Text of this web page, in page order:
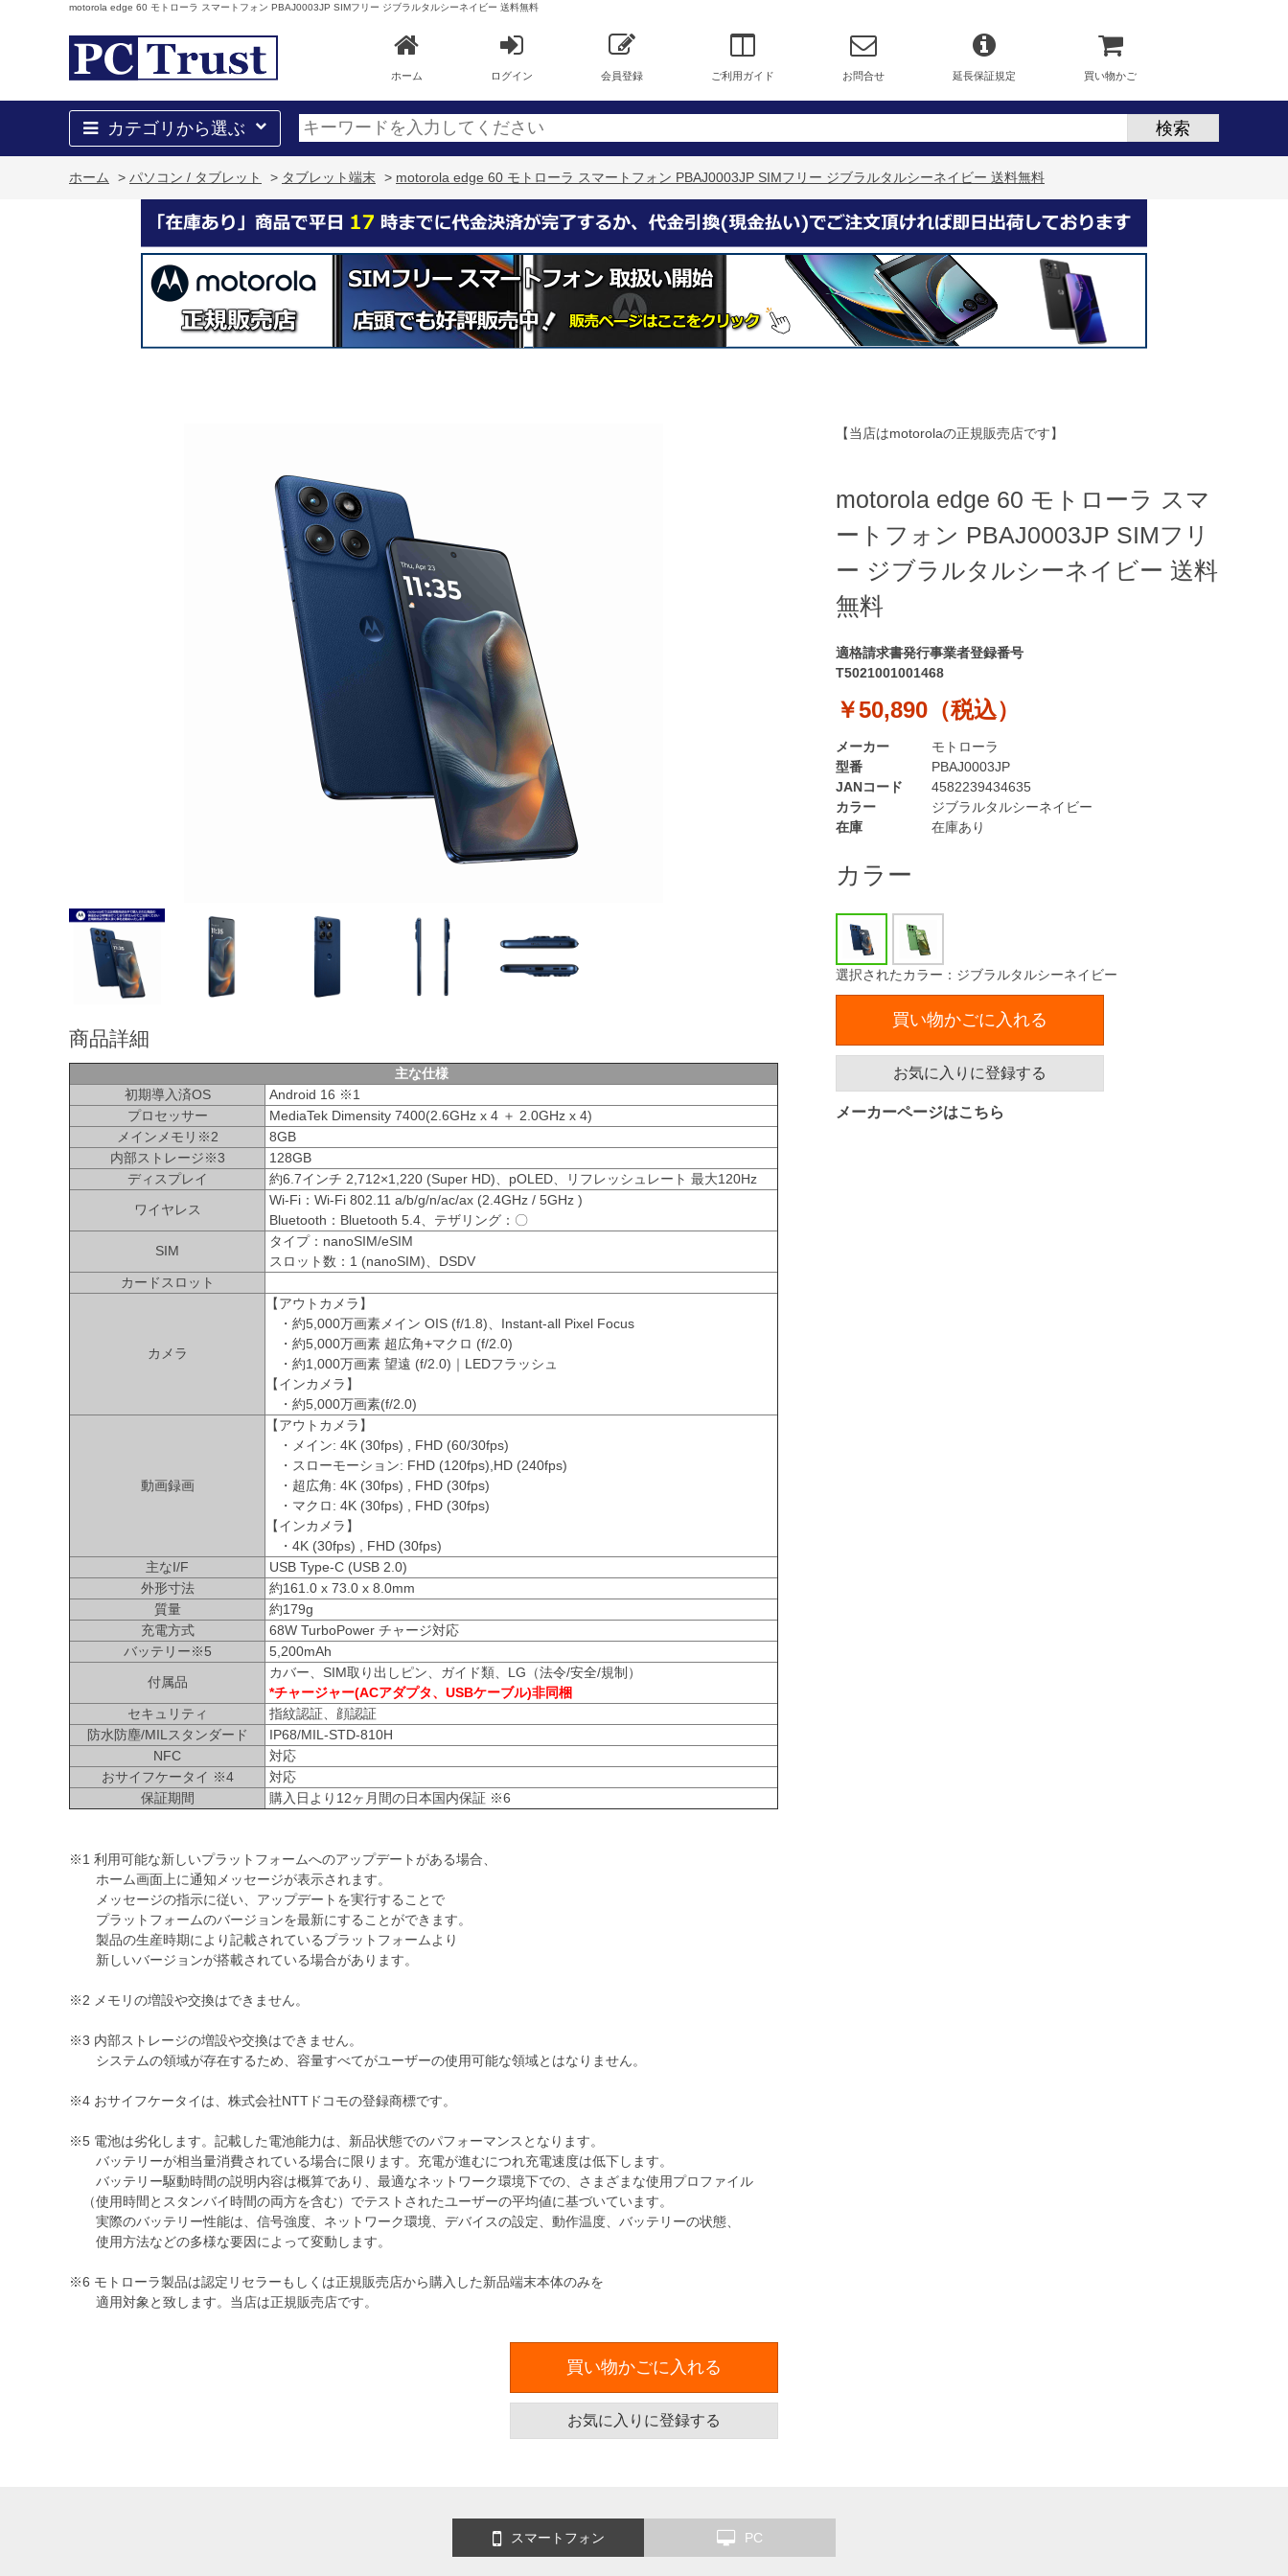
motorola edge 60 モトローラ スマートフォン PBAJ0003JP SIMフリー ジブラルタルシーネイビー 送料無料
ホーム ログイン 会員登録 ご利用ガイド お問合せ 延長保証規定 買い物かご
カテゴリから選ぶ
ホーム > パソコン / タブレット > タブレット端末 > motorola edge 60 モトローラ スマートフォン PBAJ0003JP SIMフリー ジブラルタルシーネイビー 送料無料
商品詳細
主な仕様
初期導入済OS
Android 16 ※1
プロセッサー
MediaTek Dimensity 7400(2.6GHz x 4 ＋ 2.0GHz x 4)
メインメモリ※2
8GB
内部ストレージ※3
128GB
ディスプレイ
約6.7インチ 2,712×1,220 (Super HD)、pOLED、リフレッシュレート 最大120Hz
ワイヤレス
Wi-Fi：Wi-Fi 802.11 a/b/g/n/ac/ax (2.4GHz / 5GHz )
Bluetooth：Bluetooth 5.4、テザリング：〇
SIM
タイプ：nanoSIM/eSIM
スロット数：1 (nanoSIM)、DSDV
カードスロット
カメラ
【アウトカメラ】
・約5,000万画素メイン OIS (f/1.8)、Instant-all Pixel Focus
・約5,000万画素 超広角+マクロ (f/2.0)
・約1,000万画素 望遠 (f/2.0)｜LEDフラッシュ
【インカメラ】
・約5,000万画素(f/2.0)
動画録画
【アウトカメラ】
・メイン: 4K (30fps) , FHD (60/30fps)
・スローモーション: FHD (120fps),HD (240fps)
・超広角: 4K (30fps) , FHD (30fps)
・マクロ: 4K (30fps) , FHD (30fps)
【インカメラ】
・4K (30fps) , FHD (30fps)
主なI/F
USB Type-C (USB 2.0)
外形寸法
約161.0 x 73.0 x 8.0mm
質量
約179g
充電方式
68W TurboPower チャージ対応
バッテリー※5
5,200mAh
付属品
カバー、SIM取り出しピン、ガイド類、LG（法令/安全/規制）
*チャージャー(ACアダプタ、USBケーブル)非同梱
セキュリティ
指紋認証、顔認証
防水防塵/MILスタンダード
IP68/MIL-STD-810H
NFC
対応
おサイフケータイ ※4
対応
保証期間
購入日より12ヶ月間の日本国内保証 ※6
※1 利用可能な新しいプラットフォームへのアップデートがある場合、
ホーム画面上に通知メッセージが表示されます。
メッセージの指示に従い、アップデートを実行することで
プラットフォームのバージョンを最新にすることができます。
製品の生産時期により記載されているプラットフォームより
新しいバージョンが搭載されている場合があります。
※2 メモリの増設や交換はできません。
※3 内部ストレージの増設や交換はできません。
システムの領域が存在するため、容量すべてがユーザーの使用可能な領域とはなりません。
※4 おサイフケータイは、株式会社NTTドコモの登録商標です。
※5 電池は劣化します。記載した電池能力は、新品状態でのパフォーマンスとなります。
バッテリーが相当量消費されている場合に限ります。充電が進むにつれ充電速度は低下します。
バッテリー駆動時間の説明内容は概算であり、最適なネットワーク環境下での、さまざまな使用プロファイル
（使用時間とスタンバイ時間の両方を含む）でテストされたユーザーの平均値に基づいています。
実際のバッテリー性能は、信号強度、ネットワーク環境、デバイスの設定、動作温度、バッテリーの状態、
使用方法などの多様な要因によって変動します。
※6 モトローラ製品は認定リセラーもしくは正規販売店から購入した新品端末本体のみを
適用対象と致します。当店は正規販売店です。
【当店はmotorolaの正規販売店です】
motorola edge 60 モトローラ スマ
ートフォン PBAJ0003JP SIMフリ
ー ジブラルタルシーネイビー 送料
無料
適格請求書発行事業者登録番号
T5021001001468
￥50,890（税込）
型番
PBAJ0003JP
JANコード
4582239434635
カラー
ジブラルタルシーネイビー
在庫
在庫あり
メーカー モトローラ
カラー
選択されたカラー：ジブラルタルシーネイビー
買い物かごに入れる
お気に入りに登録する
メーカーページはこちら
買い物かごに入れる
お気に入りに登録する
スマートフォン PC